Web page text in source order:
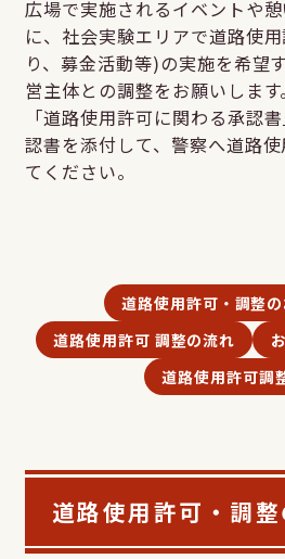
広場で実施されるイベントや
に、社会実験エリアで道路使
り、募金活動等)の実施を希望
営主体との調整をお願いします
「道路使用許可に関わる承認
認書を添付して、警察へ道路
てください。
道路使用許可・調整
道路使用許可 調整の流れ
道路使用許可調
道路使用許可・調